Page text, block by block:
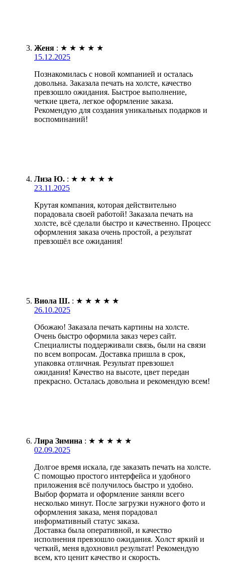
Женя : ★ ★ ★ ★ ★
15.12.2025
Познакомилась с новой компанией и осталась
довольна. Заказала печать на холсте, качество
превзошло ожидания. Быстрое выполнение,
четкие цвета, легкое оформление заказа.
Рекомендую для создания уникальных подарков и
воспоминаний!
Лиза Ю. : ★ ★ ★ ★ ★
23.11.2025
Крутая компания, которая действительно
порадовала своей работой! Заказала печать на
холсте, всё сделали быстро и качественно. Процесс
оформления заказа очень простой, а результат
превзошёл все ожидания!
Виола Ш. : ★ ★ ★ ★ ★
26.10.2025
Обожаю! Заказала печать картины на холсте.
Очень быстро оформила заказ через сайт.
Специалисты поддерживали связь, были на связи
по всем вопросам. Доставка пришла в срок,
упаковка отличная. Результат превзошел
ожидания! Качество на высоте, цвет передан
прекрасно. Осталась довольна и рекомендую всем!
Лира Зимина : ★ ★ ★ ★ ★
02.09.2025
Долгое время искала, где заказать печать на холсте.
С помощью простого интерфейса и удобного
приложения всё получилось быстро и удобно.
Выбор формата и оформление заняли всего
несколько минут. После загрузки нужного фото и
оформления заказа, меня порадовал
информативный статус заказа.
Доставка была оперативной, и качество
исполнения превзошло ожидания. Холст яркий и
четкий, меня вдохновил результат! Рекомендую
всем, кто ценит качество и скорость.